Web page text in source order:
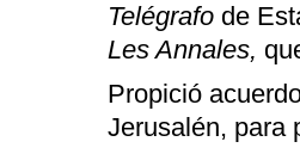
Telégrafo de
Les Annales,
Propició
Jerusalén, para